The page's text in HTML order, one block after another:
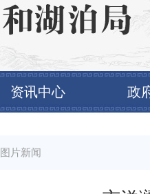
资讯中心 政
图片新闻